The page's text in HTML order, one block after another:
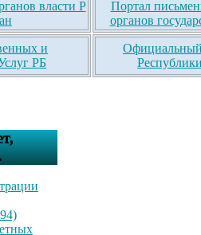
власти Р
Портал
органов
и
РБ
Официальный